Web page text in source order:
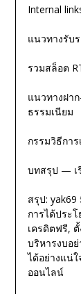
Internal
แนวทางรับ
รวมสล็อต
แนวทางฝา
ธรรมเนียม
กรรมวิธีกา
บทสรุป — เ
สรุป:
การได้ประ
เครดิตฟรี,
บริหารงบอ
ได้อย่างแน่ใ
ออนไลน์